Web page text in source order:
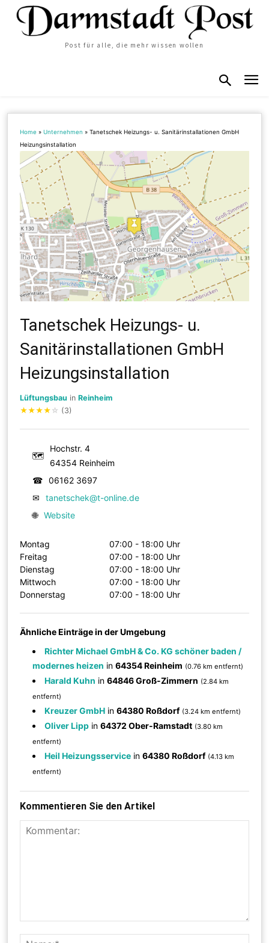
Post für alle, die mehr wissen wollen
Home »Unternehmen »Tanetschek Heizungs- u. Sanitärinstallationen GmbH
Heizungsinstallation
Tanetschek Heizungs- u.
Sanitärinstallationen GmbH
Heizungsinstallation
Lüftungsbau inReinheim
★★★★ ☆ (3)
🗺
Hochstr. 4
64354 Reinheim
☎
06162 3697
✉
tanetschek@t-online.de
🌐 Website
Montag
07:00 - 18:00 Uhr
Freitag
07:00 - 18:00 Uhr
Dienstag
07:00 - 18:00 Uhr
Mittwoch
07:00 - 18:00 Uhr
Donnerstag
07:00 - 18:00 Uhr
Ähnliche Einträge in der Umgebung
Richter Michael GmbH & Co. KG schöner baden /
modernes heizen in64354 Reinheim (0.76 km entfernt)
Harald Kuhn in64846 Groß-Zimmern (2.84 km
entfernt)
Kreuzer GmbH in64380 Roßdorf (3.24 km entfernt)
Oliver Lipp in64372 Ober-Ramstadt (3.80 km
entfernt)
Heil Heizungsservice in64380 Roßdorf (4.13 km
entfernt)
Kommentieren Sie den Artikel